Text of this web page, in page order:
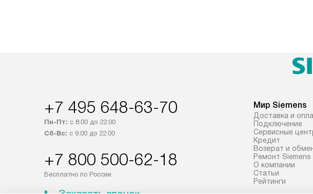
+7 495 648-63-70
Пн-Пт: с 8:00 до 22:00
Сб-Вс: с 9:00 до 22:00
+7 800 500-62-18
Бесплатно по России
Мир Siemens
Доставка и
Подключение
Сервисные
Кредит
Возврат и
Ремонт Siemens
О компании
Статьи
Рейтинги